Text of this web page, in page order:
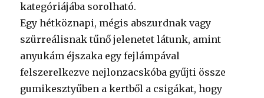
kategóriájába sorolható.
Egy hétköznapi, mégis abszurdnak vagy
szürreálisnak tűnő jelenetet látunk, amint
anyukám éjszaka egy fejlámpával
felszerelkezve nejlonzacskóba gyűjti össze
gumikesztyűben a kertből a csigákat, hogy